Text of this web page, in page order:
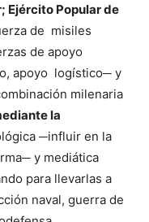
Ejército Popular de
de misiles
de apoyo
apoyo logístico─ y
milenaria
la
─influir en la
y mediática
para llevarlas a
naval, guerra de